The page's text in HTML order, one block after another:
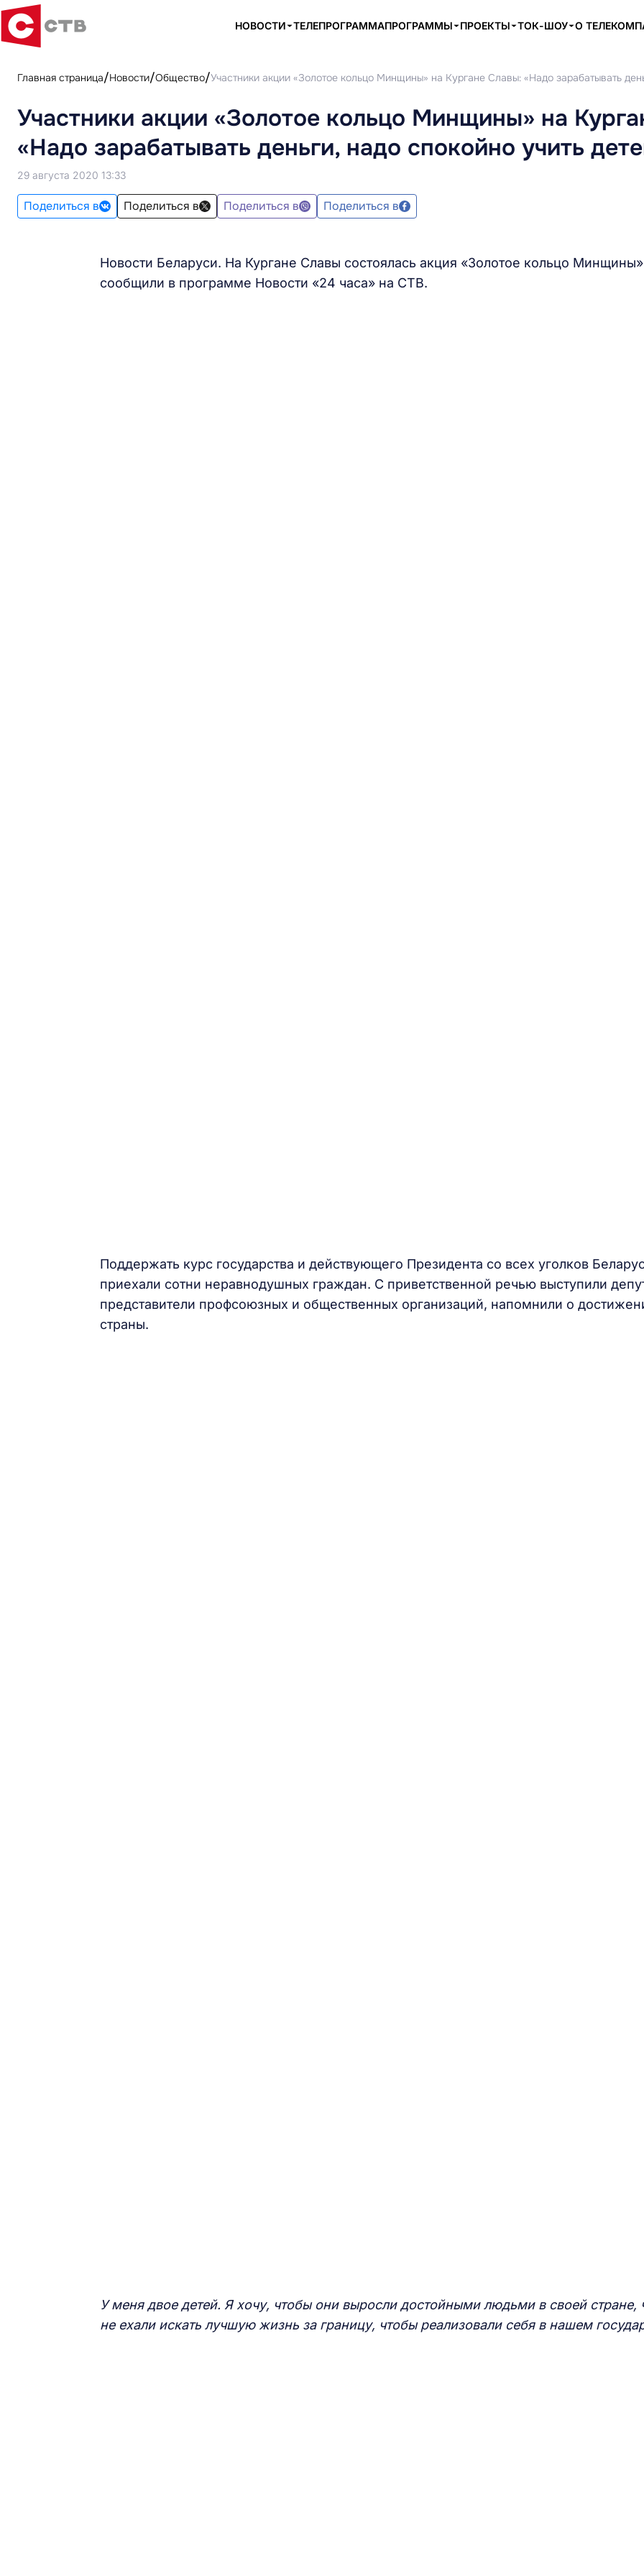
НОВОСТИ ТЕЛЕПРОГРАММАПРОГРАММЫ ПРОЕКТЫ ТОК-ШОУ О
Главная страница Новости Общество Участники акции «Золотое кольцо Минщины» на Кургане Славы: «Надо зарабатывать
Участники акции «Золотое кольцо Минщины» на
«Надо зарабатывать деньги, надо спокойно учить
29 августа 2020 13:33
Поделиться в Поделиться в Поделиться в Поделиться в
Новости Беларуси. На Кургане Славы состоялась акция «Золотое кольцо
сообщили в программе Новости «24 часа» на СТВ.
Поддержать курс государства и действующего Президента со всех уголков
приехали сотни неравнодушных граждан. С приветственной речью выступили
представители профсоюзных и общественных организаций, напомнили о
страны.
У меня двое детей. Я хочу, чтобы они выросли достойными людьми в своей стране,
не ехали искать лучшую жизнь за границу, чтобы реализовали себя в нашем